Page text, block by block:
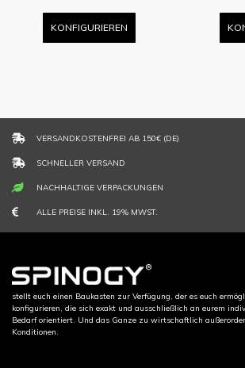
KONFIGURIEREN
VERSANDKOSTENFREI AB 150€ (DE)
SCHNELLER VERSAND
NACHHALTIGE VERPACKUNGEN
ALLE PREISE INKL. 19% MWST.
stellt euch einen Baukasten zur Verfügung, der es euch
konfigurieren, die sich exakt und ausschließlich an eurem
Bedarf orientiert. Und das Ganze zu wirtschaftlich
Konditionen.